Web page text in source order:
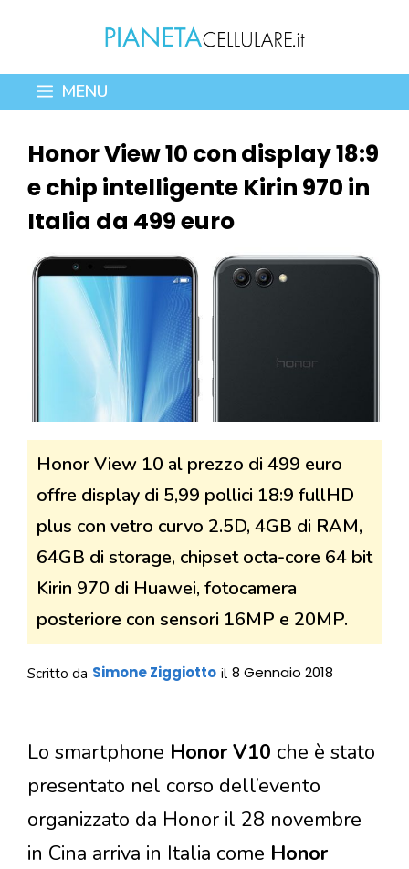
contenuto
MENU
Honor View 10 con display 18:9
e chip intelligente Kirin 970 in
Italia da 499 euro
Honor View 10 al prezzo di 499 euro
offre display di 5,99 pollici 18:9 fullHD
plus con vetro curvo 2.5D, 4GB di RAM,
64GB di storage, chipset octa-core 64 bit
Kirin 970 di Huawei, fotocamera
posteriore con sensori 16MP e 20MP.
Scritto da Simone Ziggiotto il 8 Gennaio 2018
Lo smartphone Honor V10 che è stato
presentato nel corso dell’evento
organizzato da Honor il 28 novembre
in Cina arriva in Italia come Honor